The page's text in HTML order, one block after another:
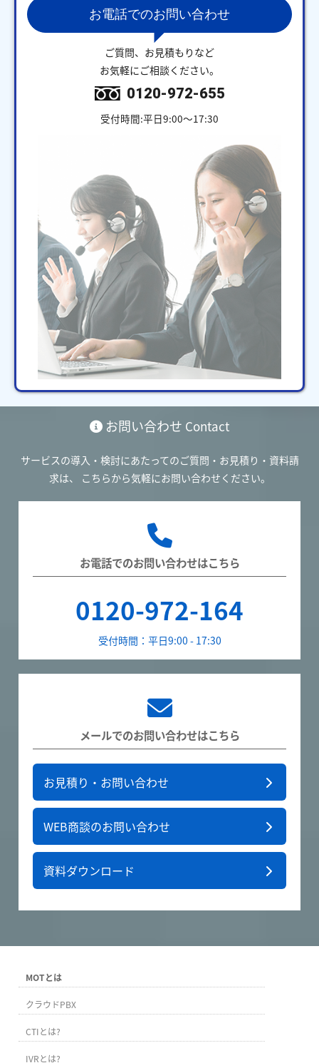
お電話でのお問い合わせ
ご質問、お見積もりなど
お気軽にご相談ください。
0120-972-655
受付時間:平日9:00～17:30
お問い合わせ Contact
サービスの導入・検討にあたってのご質問・お見積り・資料請
求は、
こちらから気軽にお問い合わせください。
お電話でのお問い合わせはこちら
0120-972-164
受付時間：平日9:00 - 17:30
メールでのお問い合わせはこちら
お見積り・お問い合わせ
WEB商談のお問い合わせ
資料ダウンロード
MOTとは
クラウドPBX
CTIとは?
IVRとは?